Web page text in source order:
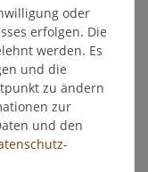
für Bäume zum
Mit
Elastizität auch
anhaltenden
für Bäume.
vor
durch
oder
erfolgen. Die
werden. Es
und die
zu ändern
zur
und den